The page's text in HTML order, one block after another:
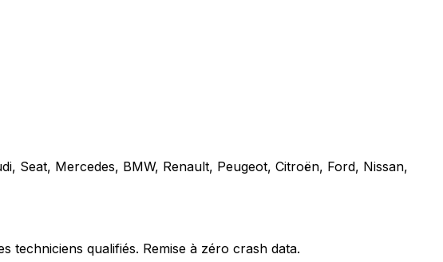
Seat, Mercedes, BMW, Renault, Peugeot, Citroën, Ford, Nissan,
qualifiés. Remise à zéro crash data.